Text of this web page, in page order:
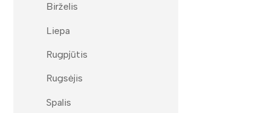
Birželis
Liepa
Rugpjūtis
Rugsėjis
Spalis